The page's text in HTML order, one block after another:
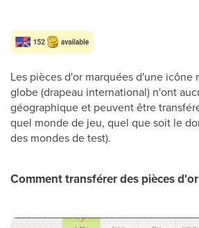
Les pièces d'or marquées d'une icône
globe (drapeau international) n'ont
géographique et peuvent être
quel monde de jeu, quel que soit le
des mondes de test).
Comment transférer des pièces